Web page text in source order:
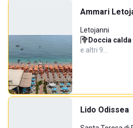
Ammari
Letojanni
Doccia calda·
e altri 9…
Lido Odissea